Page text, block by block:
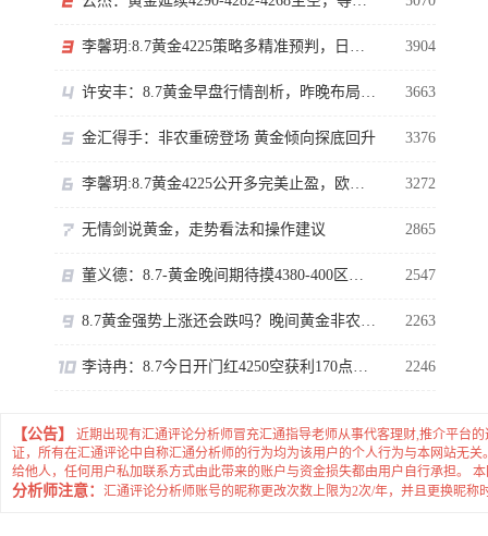
李馨玥:8.7黄金4225策略多精准预判，日内低多等非农！ 3904
许安丰：8.7黄金早盘行情剖析，昨晚布局完美大捷！ 3663
金汇得手：非农重磅登场 黄金倾向探底回升 3376
李馨玥:8.7黄金4225公开多完美止盈，欧盘突破又开多了！ 3272
无情剑说黄金，走势看法和操作建议 2865
董义德：8.7-黄金晚间期待摸4380-400区域。 2547
8.7黄金强势上涨还会跌吗？晚间黄金非农怎么看 2263
李诗冉：8.7今日开门红4250空获利170点，日内黄金回踩先多。 2246
【公告】
近期出现有汇通评论分析师冒充汇通指导老师从事代客理财,推介平台
证，所有在汇通评论中自称汇通分析师的行为均为该用户的个人行为与本网站无
给他人，任何用户私加联系方式由此带来的账户与资金损失都由用户自行承担。
分析师注意： 汇通评论分析师账号的昵称更改次数上限为2次/年，并且更换昵称